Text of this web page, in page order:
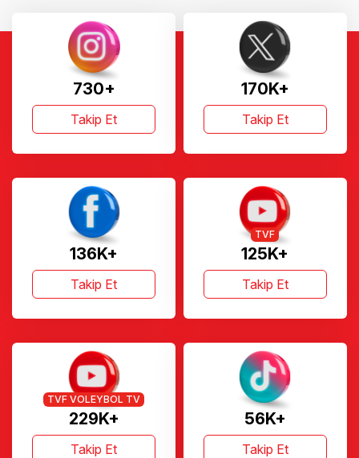
730+
Takip Et
170K+
Takip Et
136K+
Takip Et
125K+
TVF
Takip Et
229K+
TVF VOLEYBOL TV
Takip Et
56K+
Takip Et